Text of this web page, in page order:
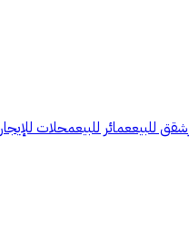
شقق للبيععمائر للبيعمحلات للإيجار